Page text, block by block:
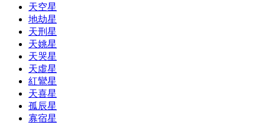
天空星
地劫星
天刑星
天姚星
天哭星
天虛星
紅鸞星
天喜星
孤辰星
寡宿星